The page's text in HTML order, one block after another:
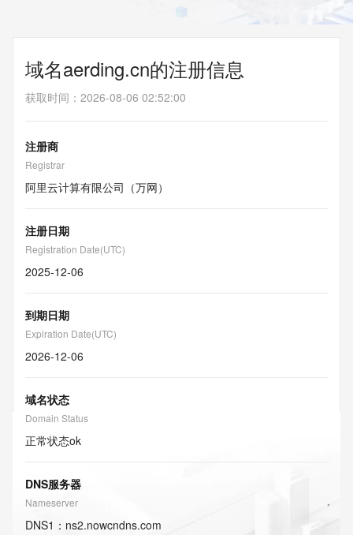
域名aerding.cn的注册信息
获取时间 ： 2026-08-06 02:52:00
注册商
Registrar
阿里云计算有限公司（万网）
注册日期
Registration Date(UTC)
2025-12-06
到期日期
Expiration Date(UTC)
2026-12-06
域名状态
Domain Status
正常状态ok
DNS服务器
Nameserver
DNS1 ： ns2.nowcndns.com